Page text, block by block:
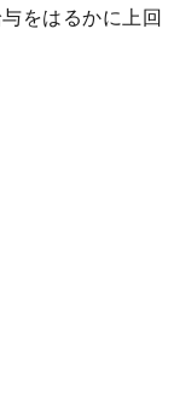
をはるかに上回